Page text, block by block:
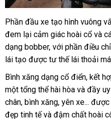
Phần đầu xe tạo hình vuông
đem lại cảm giác hoài cổ và
dạng bobber, với phần điều
lái tạo được tư thế lái thoải
Bình xăng dạng cổ điển, kết
một tổng thể hài hòa và đầy
chân, bình xăng, yên xe...
đẹp tinh tế và đậm chất hoài